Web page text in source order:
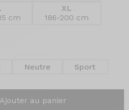
cm
XL
186-200 cm
Neutre Sport
Ajouter au panier